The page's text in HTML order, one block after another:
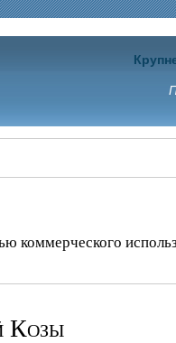
коммерческого
Козы